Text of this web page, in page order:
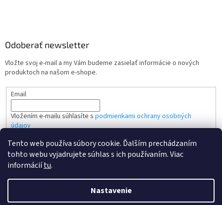
Tento web používa súbory cookie. Ďalším prechádzaním
tohto webu vyjadrujete súhlas s ich používaním. Viac
informáciítu.
Nastavenie
Odoberať newsletter
Vložte svoj e-mail a my Vám budeme zasielať informácie o nových
produktoch na našom e-shope.
Email
Vložením e-mailu súhlasíte s podmienkami ochrany osobných
údajov
PRIHLÁSIŤ SA
Vytvoril Shoptet